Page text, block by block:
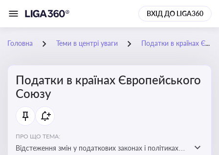
ВХІД ДО LIGA360
Головна Теми в центрі уваги Податки в країнах Європейського Союзу
Податки в країнах Європейського
Союзу
ПРО ЩО ТЕМА:
Відстеження змін у податкових законах і політиках